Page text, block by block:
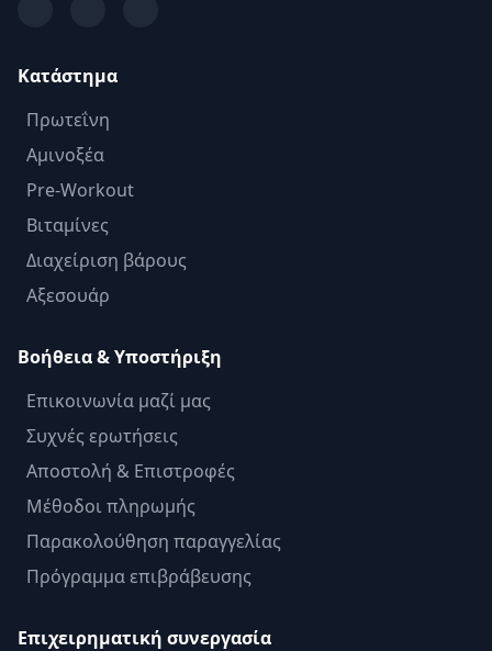
Κατάστημα
Πρωτεΐνη
Αμινοξέα
Pre-Workout
Βιταμίνες
Διαχείριση βάρους
Αξεσουάρ
Βοήθεια & Υποστήριξη
Επικοινωνία μαζί μας
Συχνές ερωτήσεις
Αποστολή & Επιστροφές
Μέθοδοι πληρωμής
Παρακολούθηση παραγγελίας
Πρόγραμμα επιβράβευσης
Επιχειρηματική συνεργασία